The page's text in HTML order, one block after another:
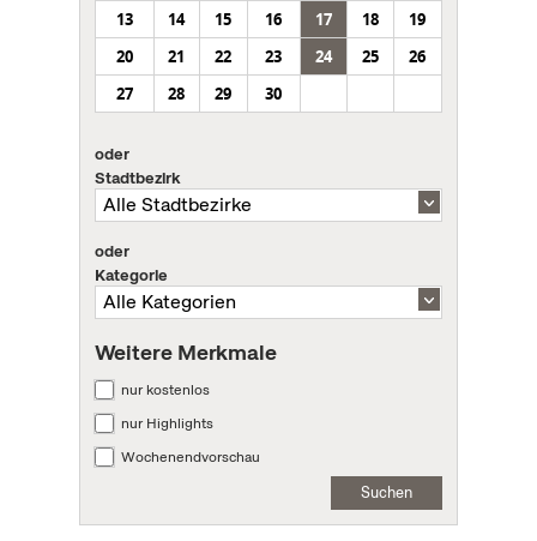
13
14 15 16 17 18
19
20
21 22 23 24 25
26
27
28 29 30
oder
Stadtbezirk
oder
Kategorie
Weitere Merkmale
nur kostenlos
nur Highlights
Wochenendvorschau
Suchen